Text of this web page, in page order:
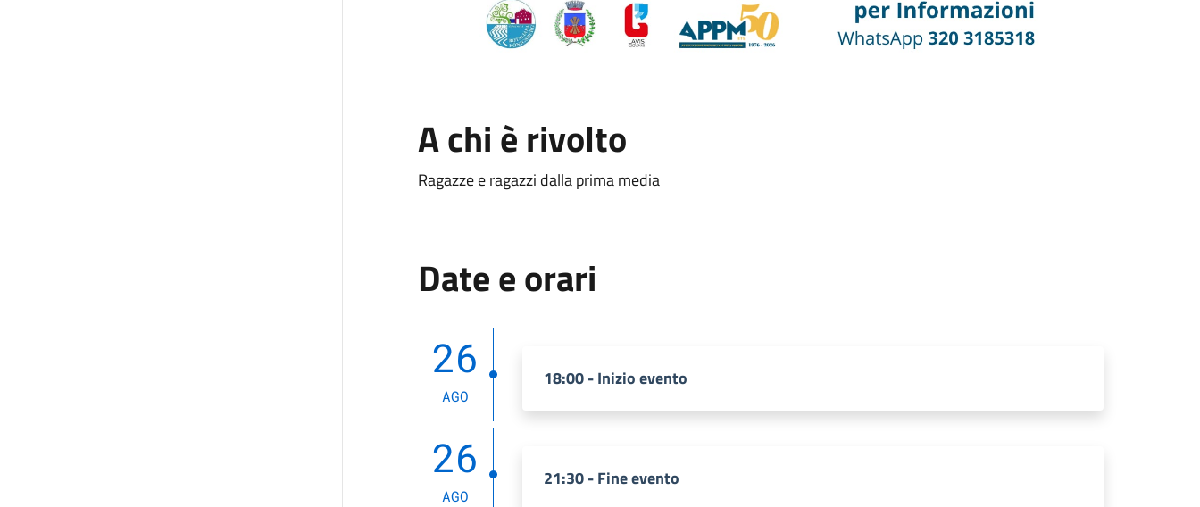
A chi è rivolto
Ragazze e ragazzi dalla prima media
Date e orari
26
AGO
18:00 - Inizio evento
26
AGO
21:30 - Fine evento